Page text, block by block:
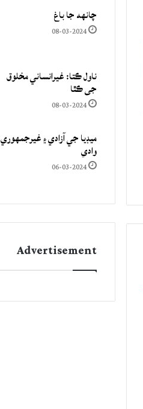
چانهه جا باغ
08-03-2024
ناول ڪتا: غيرانساني مخلوق
جي ڪٿا
08-03-2024
ميڊيا جي آزادي ۽ غيرجمھوري
وادي
06-03-2024
Advertisement